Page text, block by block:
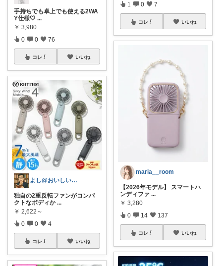
手持ちでも卓上でも使える2WA
Y仕様🤍 ...
￥ 3,980
0 0 76
コレ いいね
よし@おいしいもの大好き
独自の2重反転ファンがコンパ
クトなボディか ...
￥ 2,622～
0 0 4
コレ いいね
1 0 7
コレ いいね
maria__room
【2026年モデル】 スマートハ
ンディファ ...
￥ 3,280
0 14 137
コレ いいね